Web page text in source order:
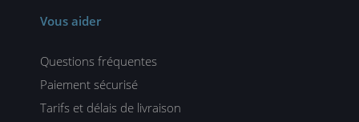
Vous aider
Questions fréquentes
Paiement sécurisé
Tarifs et délais de livraison